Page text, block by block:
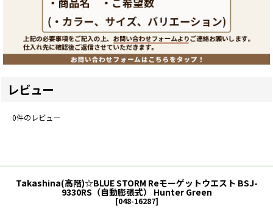
Takashina(高階)☆BLUE STORM Reモーゲットウエスト BSJ-
9330RS（自動膨張式） Hunter Green
[048-16287]
レビュー
0件のレビュー